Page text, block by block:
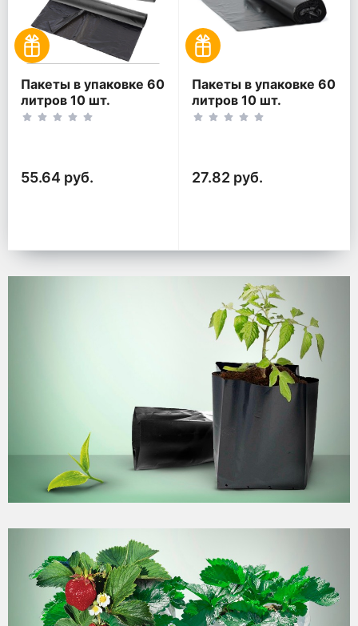
Пакеты в упаковке 60
литров 10 шт.
(10шт*2рул)
55.64 руб.
Пакеты в упаковке 60
литров 10 шт.
(10шт*1рул)
27.82 руб.